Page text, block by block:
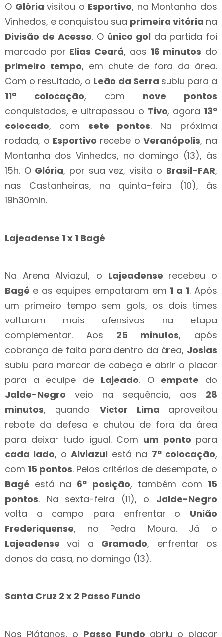
O Glóriavisitou o Esportivo, na Montanha dos
Vinhedos, e conquistou sua primeira vitória na
Divisão de Acesso. O único gol da partida foi
marcado por Elias Ceará, aos 16 minutos do
primeiro tempo, em chute de fora da área.
Com o resultado, o Leão da Serra subiu para a
11ª colocação, com nove pontos
conquistados, e ultrapassou o Tivo, agora 13º
colocado, com sete pontos. Na próxima
rodada, o Esportivo recebe oVeranópolis, na
Montanha dos Vinhedos, no domingo (13), às
15h. O Glória, por sua vez, visita o Brasil-FAR,
nas Castanheiras, na quinta-feira (10), às
19h30min.
Lajeadense 1 x 1 Bagé
Na Arena Alviazul, o Lajeadense recebeu o
Bagé e as equipes empataram em 1 a 1. Após
um primeiro tempo sem gols, os dois times
voltaram mais ofensivos na etapa
complementar. Aos 25 minutos, após
cobrança de falta para dentro da área, Josias
subiu para marcar de cabeça e abrir o placar
para a equipe de Lajeado. O empate do
Jalde-Negro veio na sequência, aos 28
minutos, quando Victor Lima aproveitou
rebote da defesa e chutou de fora da área
para deixar tudo igual. Com um ponto para
cada lado, oAlviazul está na 7ª colocação,
com 15 pontos. Pelos critérios de desempate, o
Bagé está na 6ª posição, também com 15
pontos. Na sexta-feira (11), o Jalde-Negro
volta a campo para enfrentar o União
Frederiquense, no Pedra Moura. Já o
Lajeadensevai a Gramado, enfrentar os
donos da casa, no domingo (13).
Santa Cruz 2 x 2 Passo Fundo
Nos Plátanos, o Passo Fundo abriu o placar